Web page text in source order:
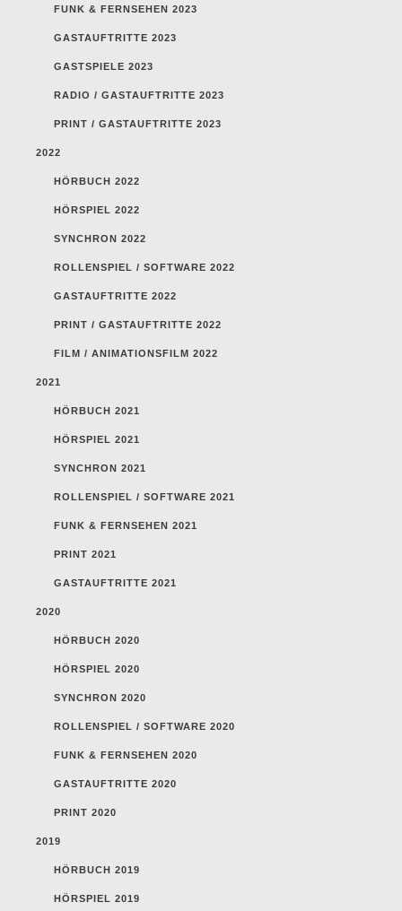
FUNK & FERNSEHEN 2023
GASTAUFTRITTE 2023
GASTSPIELE 2023
RADIO / GASTAUFTRITTE 2023
PRINT / GASTAUFTRITTE 2023
2022
HÖRBUCH 2022
HÖRSPIEL 2022
SYNCHRON 2022
ROLLENSPIEL / SOFTWARE 2022
GASTAUFTRITTE 2022
PRINT / GASTAUFTRITTE 2022
FILM / ANIMATIONSFILM 2022
2021
HÖRBUCH 2021
HÖRSPIEL 2021
SYNCHRON 2021
ROLLENSPIEL / SOFTWARE 2021
FUNK & FERNSEHEN 2021
PRINT 2021
GASTAUFTRITTE 2021
2020
HÖRBUCH 2020
HÖRSPIEL 2020
SYNCHRON 2020
ROLLENSPIEL / SOFTWARE 2020
FUNK & FERNSEHEN 2020
GASTAUFTRITTE 2020
PRINT 2020
2019
HÖRBUCH 2019
HÖRSPIEL 2019